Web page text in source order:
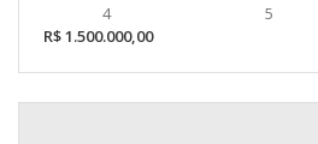
4 5
R$ 1.500.000,00